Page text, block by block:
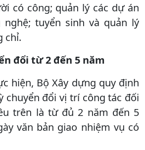
có công; quản lý các dự án
nghệ; tuyển sinh và quản lý
chỉ.
đổi từ 2 đến 5 năm
hiện, Bộ Xây dựng quy định
chuyển đổi vị trí công tác đối
trên là từ đủ 2 năm đến 5
văn bản giao nhiệm vụ có